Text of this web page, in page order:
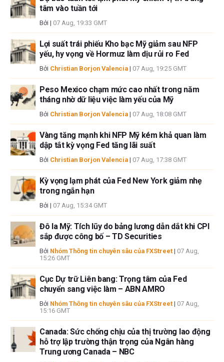
cập trong bài viết này và không có quan hệ kinh doanh với bất kỳ công ty
nào được đề cập. Tác giả không nhận được tiền công cho việc viết bài
này, ngoài từ FXStreet.
giả không cam đoan về tính chính xác, đầy đủ hoặc phù hợp của thông
tin này. FXStreet và tác giả sẽ không chịu trách nhiệm về bất kỳ sai sót,
thiếu sót hoặc bất kỳ tổn thất, thương tích hoặc thiệt hại nào phát sinh từ
thông tin này và việc hiển thị hoặc sử dụng thông tin này. Ngoại trừ các
lỗi và thiếu sót.
Tác giả và FXStreet không phải là các cố vấn đầu tư đã đăng ký và không
có nội dung nào trong bài viết này nhằm mục đích tư vấn đầu tư.
tâm vào tuần tới
Bởi | 07 Aug, 19:33 GMT
Lợi suất trái phiếu Kho bạc Mỹ giảm sau NFP
yếu, hy vọng về Hormuz làm dịu rủi ro Fed
Bởi Christian Borjon Valencia | 07 Aug, 19:25 GMT
Peso Mexico chạm mức cao nhất trong năm
tháng nhờ dữ liệu việc làm yếu của Mỹ
Bởi Christian Borjon Valencia | 07 Aug, 18:08 GMT
Vàng tăng mạnh khi NFP Mỹ kém khả quan làm
dập tắt kỳ vọng Fed tăng lãi suất
Bởi Christian Borjon Valencia | 07 Aug, 17:38 GMT
Kỳ vọng lạm phát của Fed New York giảm nhẹ
trong ngắn hạn
Bởi | 07 Aug, 15:34 GMT
Đô la Mỹ: Tích lũy do bảng lương dẫn dắt khi CPI
sắp được công bố – TD Securities
Bởi Nhóm Thông tin chuyên sâu của FXStreet | 07 Aug,
15:26 GMT
Cục Dự trữ Liên bang: Trọng tâm của Fed
chuyển sang việc làm – ABN AMRO
Bởi Nhóm Thông tin chuyên sâu của FXStreet | 07 Aug,
15:16 GMT
Canada: Sức chống chịu của thị trường lao động
hỗ trợ lập trường thận trọng của Ngân hàng
Trung ương Canada – NBC